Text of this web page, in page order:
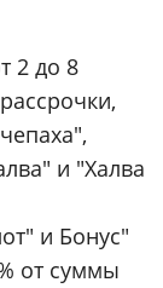
2 до 8
и "Халва
и Бонус"
от суммы